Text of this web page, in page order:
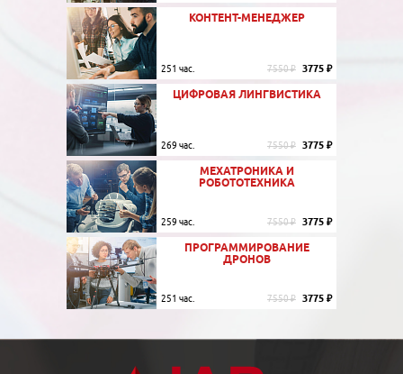
КОНТЕНТ-МЕНЕДЖЕР
251 час. 7550 ₽ 3775 ₽
ЦИФРОВАЯ ЛИНГВИСТИКА
269 час. 7550 ₽ 3775 ₽
МЕХАТРОНИКА И
РОБОТОТЕХНИКА
259 час. 7550 ₽ 3775 ₽
ПРОГРАММИРОВАНИЕ
ДРОНОВ
251 час. 7550 ₽ 3775 ₽